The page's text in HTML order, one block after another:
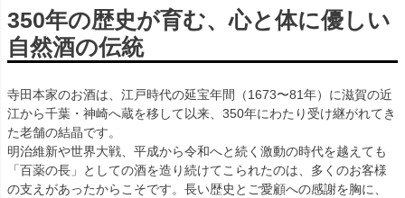
350年の歴史が育む、心と体に優しい
自然酒の伝統
寺田本家のお酒は、江戸時代の延宝年間（1673〜81年）に滋賀の近
江から千葉・神崎へ蔵を移して以来、350年にわたり受け継がれてき
た老舗の結晶です。
明治維新や世界大戦、平成から令和へと続く激動の時代を越えても
「百薬の長」としての酒を造り続けてこられたのは、多くのお客様
の支えがあったからこそです。長い歴史とご愛顧への感謝を胸に、